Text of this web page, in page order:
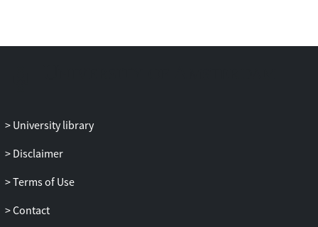
University library
Disclaimer
Terms of Use
Contact